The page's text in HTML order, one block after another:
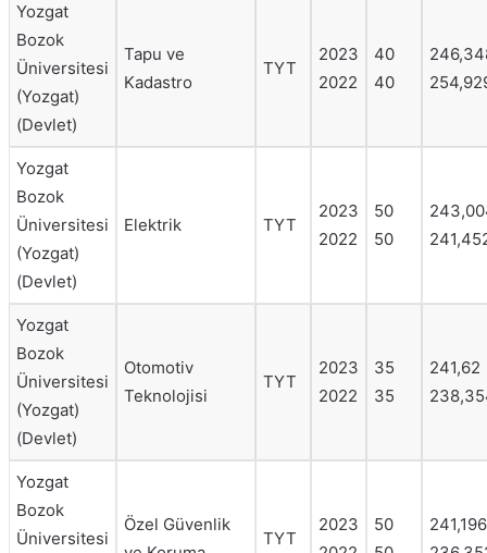
Yozgat
Bozok
Üniversitesi
(Yozgat)
(Devlet)
Tapu ve
Kadastro
TYT
2023
2022
40
40
Yozgat
Bozok
Üniversitesi
(Yozgat)
(Devlet)
Elektrik TYT
2023
2022
50
50
Yozgat
Bozok
Üniversitesi
(Yozgat)
(Devlet)
Otomotiv
Teknolojisi
TYT
2023
2022
35
35
241,62
Yozgat
Bozok
Üniversitesi
Özel Güvenlik
TYT
2023
50
241,196